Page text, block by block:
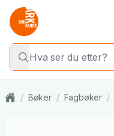
/ Bøker / Fagbøker /